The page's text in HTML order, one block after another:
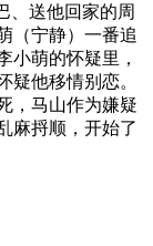
送他回家的周
（宁静）一番追
小萌的怀疑里，
疑他移情别恋。
，马山作为嫌疑
麻捋顺，开始了